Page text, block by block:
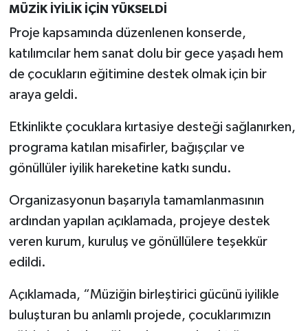
MÜZİK İYİLİK İÇİN YÜKSELDİ
Proje kapsamında düzenlenen konserde,
katılımcılar hem sanat dolu bir gece yaşadı hem
de çocukların eğitimine destek olmak için bir
araya geldi.
Etkinlikte çocuklara kırtasiye desteği sağlanırken,
programa katılan misafirler, bağışçılar ve
gönüllüler iyilik hareketine katkı sundu.
Organizasyonun başarıyla tamamlanmasının
ardından yapılan açıklamada, projeye destek
veren kurum, kuruluş ve gönüllülere teşekkür
edildi.
Açıklamada, “Müziğin birleştirici gücünü iyilikle
buluşturan bu anlamlı projede, çocuklarımızın